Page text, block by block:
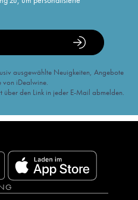
ausgewählte Neuigkeiten, Angebote
von iDealwine.
über den Link in jeder E-Mail abmelden.